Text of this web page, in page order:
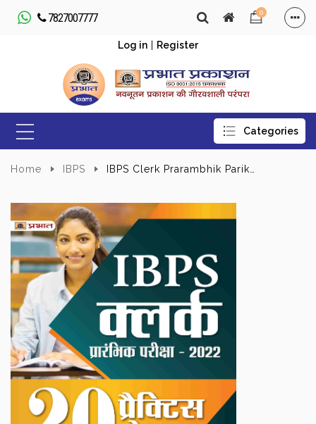
7827007777 0
Log in Register
Home IBPS